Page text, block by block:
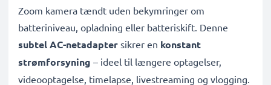
Zoom kamera tændt uden bekymringer om
batteriniveau, opladning eller batteriskift. Denne
subtel AC-netadapter sikrer en konstant
strømforsyning – ideel til længere optagelser,
videooptagelse, timelapse, livestreaming og vlogging.